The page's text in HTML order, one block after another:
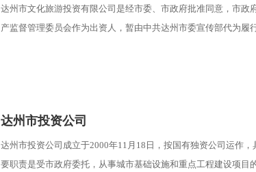
达州市文化旅游投资有限公司是经市委、市政府批准同意，市政
产监督管理委员会作为出资人，暂由中共达州市委宣传部代为履
达州市投资公司
达州市投资公司成立于2000年11月18日，按国有独资公司运作
要职责是受市政府委托，从事城市基础设施和重点工程建设项目